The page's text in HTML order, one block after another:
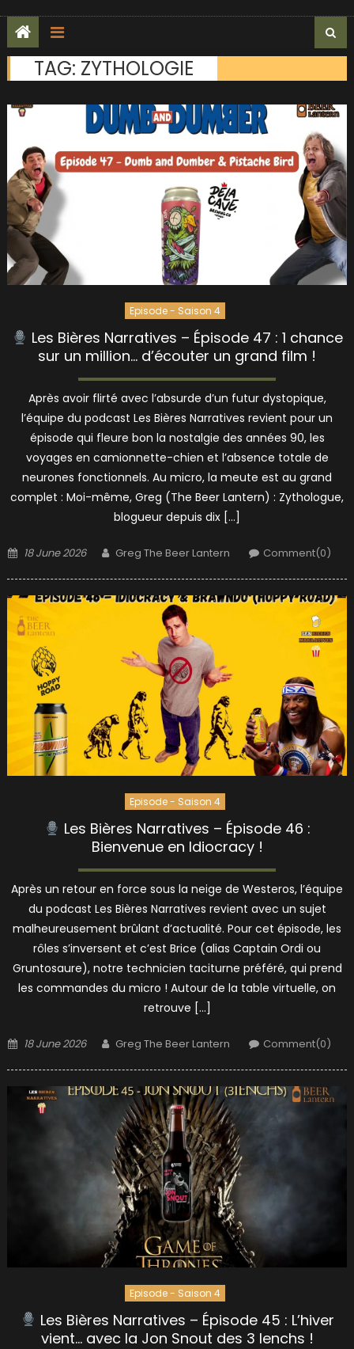
TAG: ZYTHOLOGIE
Episode - Saison 4
Les Bières Narratives – Épisode 47 : 1 chance
sur un million… d’écouter un grand film !
Après avoir flirté avec l’absurde d’un futur dystopique,
l’équipe du podcast Les Bières Narratives revient pour un
épisode qui fleure bon la nostalgie des années 90, les
voyages en camionnette-chien et l’absence totale de
neurones fonctionnels. Au micro, la meute est au grand
complet : Moi-même, Greg (The Beer Lantern) : Zythologue,
blogueur depuis dix […]
Posted
18 June 2026 Author
Greg The Beer Lantern Comment(0)
Episode - Saison 4
Les Bières Narratives – Épisode 46 :
Bienvenue en Idiocracy !
Après un retour en force sous la neige de Westeros, l’équipe
du podcast Les Bières Narratives revient avec un sujet
malheureusement brûlant d’actualité. Pour cet épisode, les
rôles s’inversent et c’est Brice (alias Captain Ordi ou
Gruntosaure), notre technicien taciturne préféré, qui prend
les commandes du micro ! Autour de la table virtuelle, on
retrouve […]
Posted
18 June 2026 Author
Greg The Beer Lantern Comment(0)
Episode - Saison 4
Les Bières Narratives – Épisode 45 : L’hiver
vient… avec la Jon Snout des 3 Ienchs !